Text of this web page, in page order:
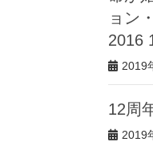
ョン
2016
2019
12周
2019